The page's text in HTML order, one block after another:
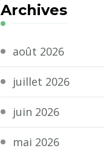
Archives
août 2026
juillet 2026
juin 2026
mai 2026